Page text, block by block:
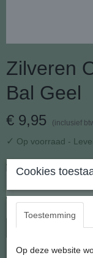
Zilveren
Bal Geel
€ 9,95 (inclusief
✓ Op voorraad -
Aantal
In
Cookies
Toestemming
Op deze website